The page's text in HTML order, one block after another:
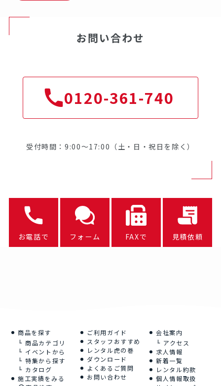
お問い合わせ
0120-361-740
受付時間：9:00～17:00（土・日・祝日を除く）
お電話で フォーム FAXで 見積依頼
商品を探す
商品カテゴリ
イベントから
特集から探す
カタログ
施工実績をみる
ご利用ガイド
スタッフおすすめ
レンタル虎の巻
ダウンロード
よくあるご質問
お問い合わせ
会社案内
アクセス
求人情報
新着一覧
レンタル約款
個人情報取扱